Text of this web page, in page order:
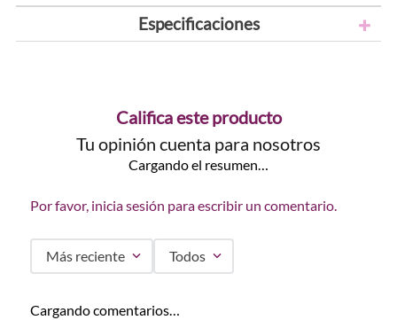
Especificaciones
Califica este producto
Tu opinión cuenta para nosotros
Cargando el resumen…
Por favor, inicia sesión para escribir un comentario.
Más reciente Todos
Cargando comentarios…